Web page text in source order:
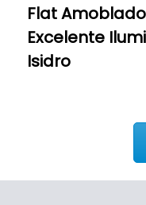
Flat
Excelente
Isidro